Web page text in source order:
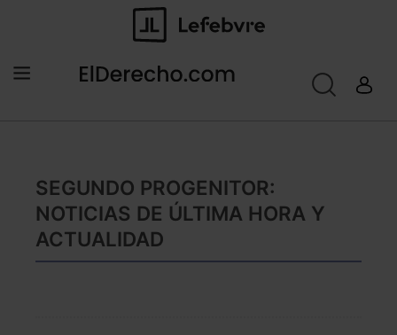
SEGUNDO PROGENITOR:
NOTICIAS DE ÚLTIMA HORA Y
ACTUALIDAD